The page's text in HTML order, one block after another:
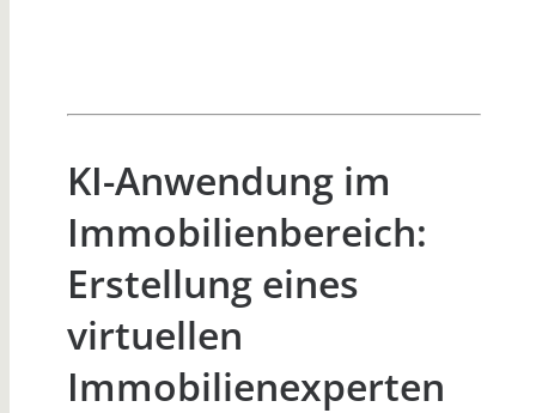
KI-Anwendung im
Immobilienbereich:
Erstellung eines
virtuellen
Immobilienexperten